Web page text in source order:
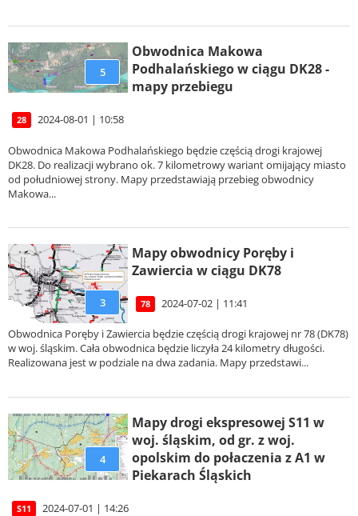
5
Obwodnica Makowa
Podhalańskiego w ciągu DK28 -
mapy przebiegu
28 2024-08-01 | 10:58
Obwodnica Makowa Podhalańskiego będzie częścią drogi krajowej
DK28. Do realizacji wybrano ok. 7 kilometrowy wariant omijający miasto
od południowej strony. Mapy przedstawiają przebieg obwodnicy
Makowa...
3
Mapy obwodnicy Poręby i
Zawiercia w ciągu DK78
78 2024-07-02 | 11:41
Obwodnica Poręby i Zawiercia będzie częścią drogi krajowej nr 78 (DK78)
w woj. śląskim. Cała obwodnica będzie liczyła 24 kilometry długości.
Realizowana jest w podziale na dwa zadania. Mapy przedstawi...
4
Mapy drogi ekspresowej S11 w
woj. śląskim, od gr. z woj.
opolskim do połaczenia z A1 w
Piekarach Śląskich
S11 2024-07-01 | 14:26